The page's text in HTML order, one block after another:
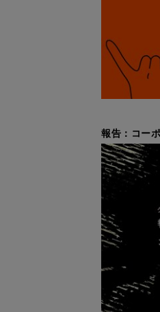
報告：コー